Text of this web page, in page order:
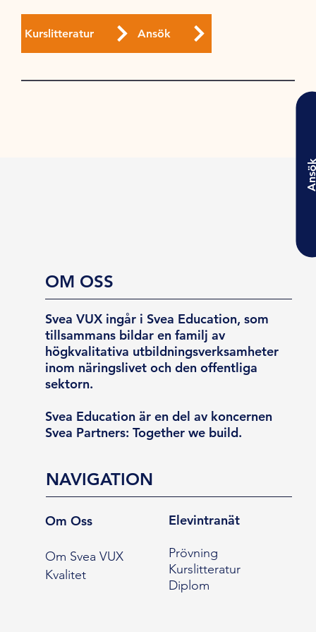
Kurslitteratur Ansök
OM OSS
Svea VUX ingår i Svea Education, som
tillsammans bildar en familj av
högkvalitativa utbildningsverksamheter
inom näringslivet och den offentliga
sektorn.
Svea Education är en del av koncernen
Svea Partners: Together we build.
NAVIGATION
Om Oss
Om Svea VUX
Kvalitet
Elevintranät
Prövning
Kurslitteratur
Diplom